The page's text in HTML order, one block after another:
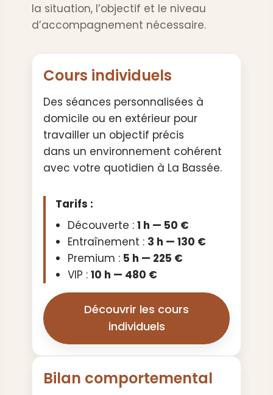
la situation, l’objectif et le niveau
d’accompagnement nécessaire.
Cours individuels
Des séances personnalisées à
domicile ou en extérieur pour
travailler un objectif précis
dans un environnement cohérent
avec votre quotidien à La Bassée.
Tarifs :
Découverte : 1 h — 50 €
Entraînement : 3 h — 130 €
Premium : 5 h — 225 €
VIP : 10 h — 480 €
Découvrir les cours
individuels
Bilan comportemental